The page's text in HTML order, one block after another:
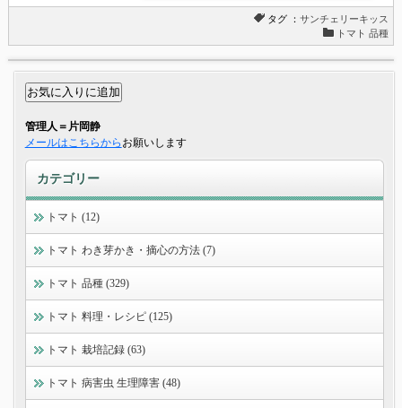
タグ ：サンチェリーキッス
トマト 品種
管理人＝片岡静
メールはこちらから お願いします
カテゴリー
トマト (12)
トマト わき芽かき・摘心の方法 (7)
トマト 品種 (329)
トマト 料理・レシピ (125)
トマト 栽培記録 (63)
トマト 病害虫 生理障害 (48)